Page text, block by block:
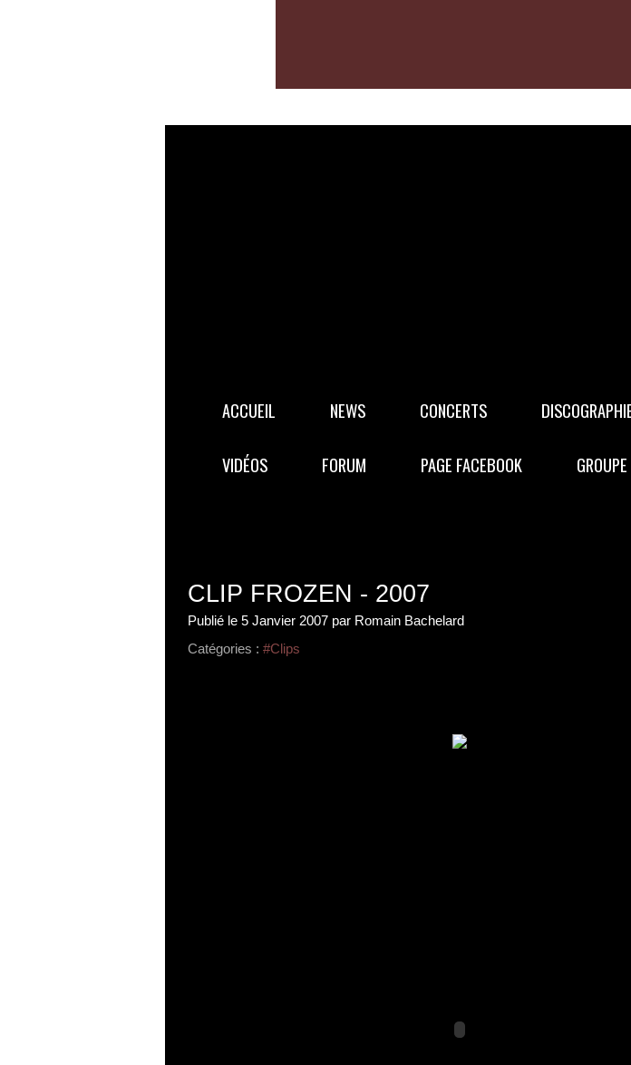
ACCUEIL NEWS CONCERTS
VIDÉOS FORUM PAGE FACEBOOK
CLIP FROZEN - 2007
Publié le 5 Janvier 2007 par Romain Bachelard
Catégories : #Clips